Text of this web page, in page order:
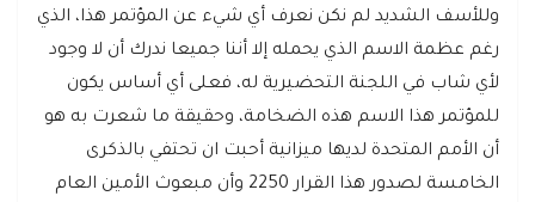
وللأسف الشديد لم نكن نعرف أي شيء عن المؤتمر هذا، الذي
رغم عظمة الاسم الذي يحمله إلا أننا جميعا ندرك أن لا وجود
لأي شاب في اللجنة التحضيرية له، فعلى أي أساس يكون
للمؤتمر هذا الاسم هذه الضخامة، وحقيقة ما شعرت به هو
أن الأمم المتحدة لديها ميزانية أحبت ان تحتفي بالذكرى
الخامسة لصدور هذا القرار 2250 وأن مبعوث الأمين العام